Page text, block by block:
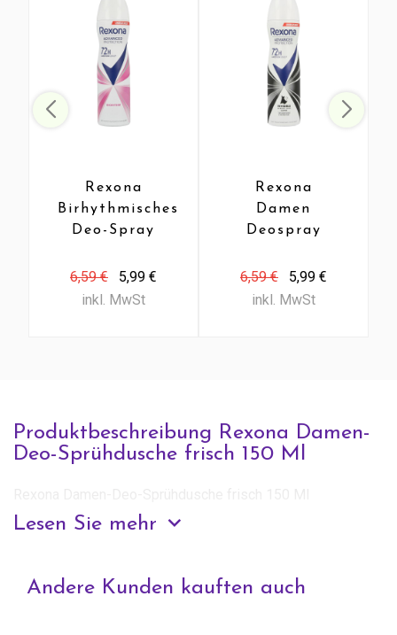
Produktbeschreibung Rexona Damen-
Deo-Sprühdusche frisch 150 Ml
Lesen Sie mehr
Rexona
Birhythmisches
Deo-Spray
150 Ml
6,59 €
5,99 €
inkl. MwSt
Rexona
Damen
Deospray
Diamant 150
Ml
6,59 €
5,99 €
inkl. MwSt
Andere Kunden kauften auch